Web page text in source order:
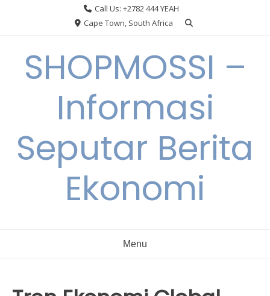
Call Us: +2782 444 YEAH
Cape Town, South Africa
SHOPMOSSI –
Informasi
Seputar Berita
Ekonomi
Menu